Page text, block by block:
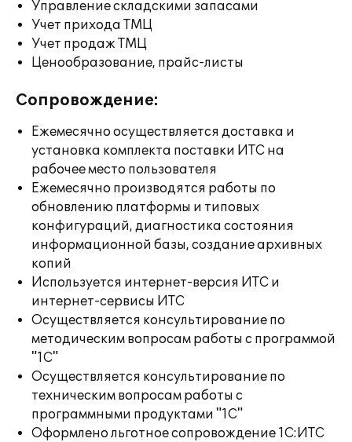
Управление складскими запасами
Учет прихода ТМЦ
Учет продаж ТМЦ
Ценообразование, прайс-листы
Сопровождение:
Ежемесячно осуществляется доставка и
установка комплекта поставки ИТС на
рабочее место пользователя
Ежемесячно производятся работы по
обновлению платформы и типовых
конфигураций, диагностика состояния
информационной базы, создание архивных
копий
Используется интернет-версия ИТС и
интернет-сервисы ИТС
Осуществляется консультирование по
методическим вопросам работы с программой
"1С"
Осуществляется консультирование по
техническим вопросам работы с
программными продуктами "1С"
Оформлено льготное сопровождение 1С:ИТС